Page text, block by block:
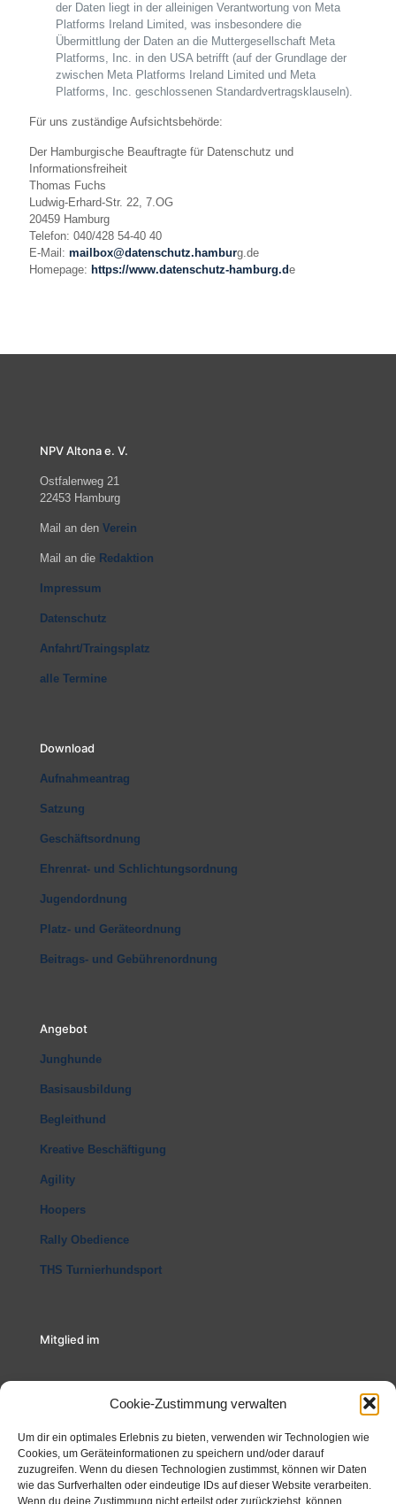
Cookie-Zustimmung verwalten
Um dir ein optimales Erlebnis zu bieten, verwenden wir Technologien wie
Cookies, um Geräteinformationen zu speichern und/oder darauf
zuzugreifen. Wenn du diesen Technologien zustimmst, können wir Daten
wie das Surfverhalten oder eindeutige IDs auf dieser Website verarbeiten.
Wenn du deine Zustimmung nicht erteilst oder zurückziehst, können
der Daten liegt in der alleinigen Verantwortung von Meta
Platforms Ireland Limited, was insbesondere die
Übermittlung der Daten an die Muttergesellschaft Meta
Platforms, Inc. in den USA betrifft (auf der Grundlage der
zwischen Meta Platforms Ireland Limited und Meta
Platforms, Inc. geschlossenen Standardvertragsklauseln).
Für uns zuständige Aufsichtsbehörde:
Der Hamburgische Beauftragte für Datenschutz und
Informationsfreiheit
Thomas Fuchs
Ludwig-Erhard-Str. 22, 7.OG
20459 Hamburg
Telefon: 040/428 54-40 40
E-Mail: mailbox@datenschutz.hamburg.de
Homepage: https://www.datenschutz-hamburg.de
NPV Altona e. V.
Ostfalenweg 21
22453 Hamburg
Mail an den Verein
Mail an die Redaktion
Impressum
Datenschutz
Anfahrt/Traingsplatz
alle Termine
Download
Aufnahmeantrag
Satzung
Geschäftsordnung
Ehrenrat- und Schlichtungsordnung
Jugendordnung
Platz- und Geräteordnung
Beitrags- und Gebührenordnung
Angebot
Junghunde
Basisausbildung
Begleithund
Kreative Beschäftigung
Agility
Hoopers
Rally Obedience
THS Turnierhundsport
Mitglied im
Unterstütz durch